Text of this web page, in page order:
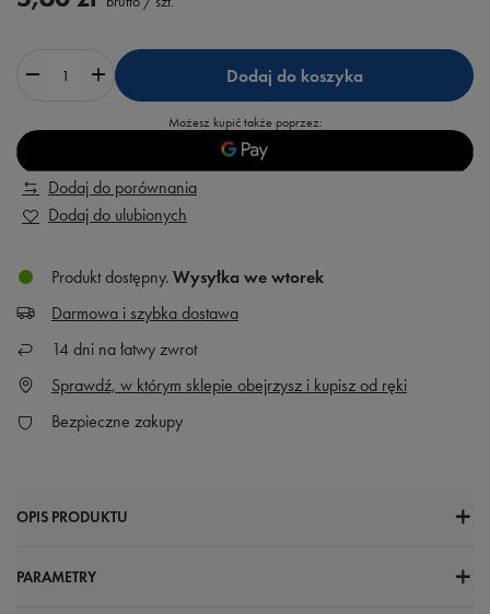
Dodaj do koszyka
Możesz kupić także poprzez:
Dodaj do porównania
Dodaj do ulubionych
Produkt dostępny Wysyłka we wtorek
Darmowa i szybka dostawa
14 dni na łatwy zwrot
Sprawdź, w którym sklepie obejrzysz i kupisz od ręki
Bezpieczne zakupy
OPIS PRODUKTU
PARAMETRY